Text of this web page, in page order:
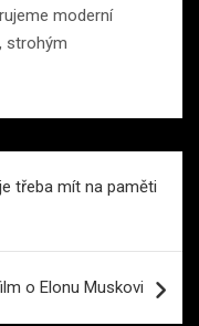
moderní
strohým
třeba mít na paměti
o Elonu Muskovi